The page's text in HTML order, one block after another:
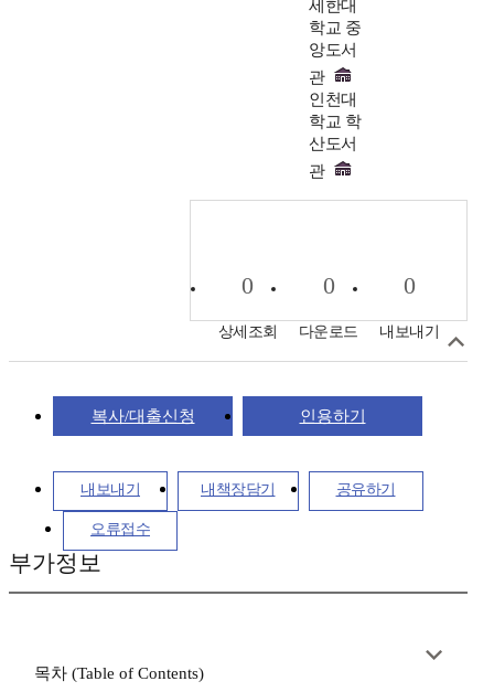
세한대
학교 중
앙도서
관
인천대
학교 학
산도서
관
0
상세조회
0
다운로드
0
내보내기
복사/대출신청 인용하기
내보내기 내책장담기 공유하기
오류접수
부가정보
목차 (Table of Contents)